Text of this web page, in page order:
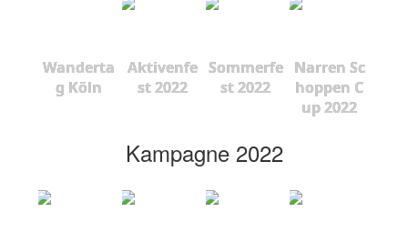
Wanderta
g Köln
Aktivenfe
st 2022
Sommerfe
st 2022
Narren Sc
hoppen C
up 2022
Kampagne 2022